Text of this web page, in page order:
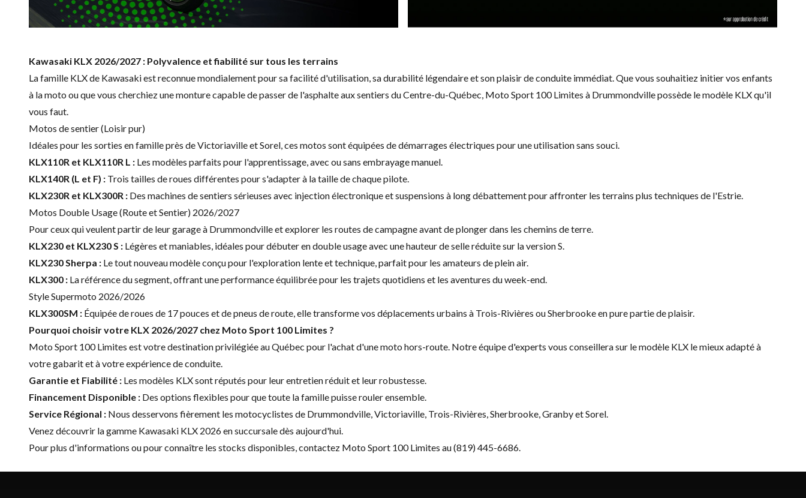
Kawasaki KLX 2026/2027 : Polyvalence et fiabilité sur tous les terrains
La famille KLX de Kawasaki est reconnue mondialement pour sa facilité d'utilisation, sa durabilité légendaire et son plaisir de conduite immédiat. Que vous souhaitiez initier vos enfants
à la moto ou que vous cherchiez une monture capable de passer de l'asphalte aux sentiers du Centre-du-Québec, Moto Sport 100 Limites à Drummondville possède le modèle KLX qu'il
vous faut.
Motos de sentier (Loisir pur)
Idéales pour les sorties en famille près de Victoriaville et Sorel, ces motos sont équipées de démarrages électriques pour une utilisation sans souci.
KLX110R et KLX110R L : Les modèles parfaits pour l'apprentissage, avec ou sans embrayage manuel.
KLX140R (L et F) : Trois tailles de roues différentes pour s'adapter à la taille de chaque pilote.
KLX230R et KLX300R : Des machines de sentiers sérieuses avec injection électronique et suspensions à long débattement pour affronter les terrains plus techniques de l'Estrie.
Motos Double Usage (Route et Sentier) 2026/2027
Pour ceux qui veulent partir de leur garage à Drummondville et explorer les routes de campagne avant de plonger dans les chemins de terre.
KLX230 et KLX230 S : Légères et maniables, idéales pour débuter en double usage avec une hauteur de selle réduite sur la version S.
KLX230 Sherpa : Le tout nouveau modèle conçu pour l'exploration lente et technique, parfait pour les amateurs de plein air.
KLX300 : La référence du segment, offrant une performance équilibrée pour les trajets quotidiens et les aventures du week-end.
Style Supermoto 2026/2026
KLX300SM : Équipée de roues de 17 pouces et de pneus de route, elle transforme vos déplacements urbains à Trois-Rivières ou Sherbrooke en pure partie de plaisir.
Pourquoi choisir votre KLX 2026/2027 chez Moto Sport 100 Limites ?
Moto Sport 100 Limites est votre destination privilégiée au Québec pour l'achat d'une moto hors-route. Notre équipe d'experts vous conseillera sur le modèle KLX le mieux adapté à
votre gabarit et à votre expérience de conduite.
Garantie et Fiabilité : Les modèles KLX sont réputés pour leur entretien réduit et leur robustesse.
Financement Disponible : Des options flexibles pour que toute la famille puisse rouler ensemble.
Service Régional : Nous desservons fièrement les motocyclistes de Drummondville, Victoriaville, Trois-Rivières, Sherbrooke, Granby et Sorel.
Venez découvrir la gamme Kawasaki KLX 2026 en succursale dès aujourd'hui.
Pour plus d'informations ou pour connaître les stocks disponibles, contactez Moto Sport 100 Limites au (819) 445-6686.